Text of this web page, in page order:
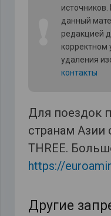
данный
редакцией
корректном
удаления
контакты
Для поездок
странам Азии
THREE.
https://
Другие